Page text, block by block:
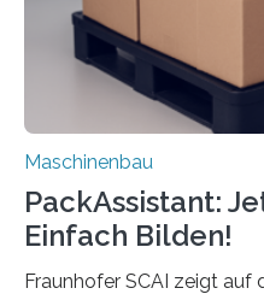
Maschinenbau
PackAssistant:
Einfach Bilden!
Fraunhofer SCAI zeigt auf